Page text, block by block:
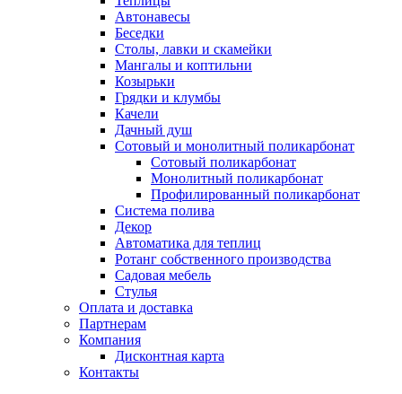
Автонавесы
Беседки
Столы, лавки и скамейки
Мангалы и коптильни
Козырьки
Грядки и клумбы
Качели
Дачный душ
Сотовый и монолитный поликарбонат
Сотовый поликарбонат
Монолитный поликарбонат
Профилированный поликарбонат
Система полива
Декор
Автоматика для теплиц
Ротанг собственного производства
Садовая мебель
Стулья
Оплата и доставка
Партнерам
Компания
Дисконтная карта
Контакты